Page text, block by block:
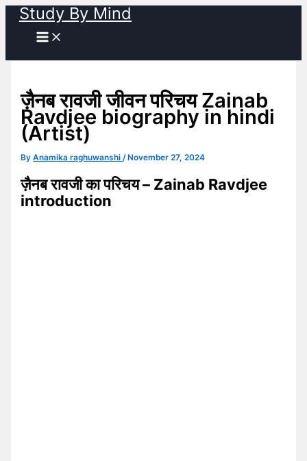
Skip
content
Study By Mind
ज़ैनब रावजी जीवन परिचय Zainab
Ravdjee biography in hindi
(Artist)
ByAnamika raghuwanshi/ November 27, 2024
ज़ैनब रावजी का परिचय – Zainab Ravdjee
introduction